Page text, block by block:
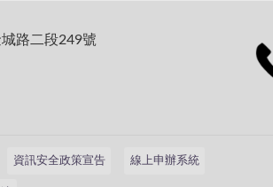
路二段249號
資訊安全政策宣告 線上申辦系統